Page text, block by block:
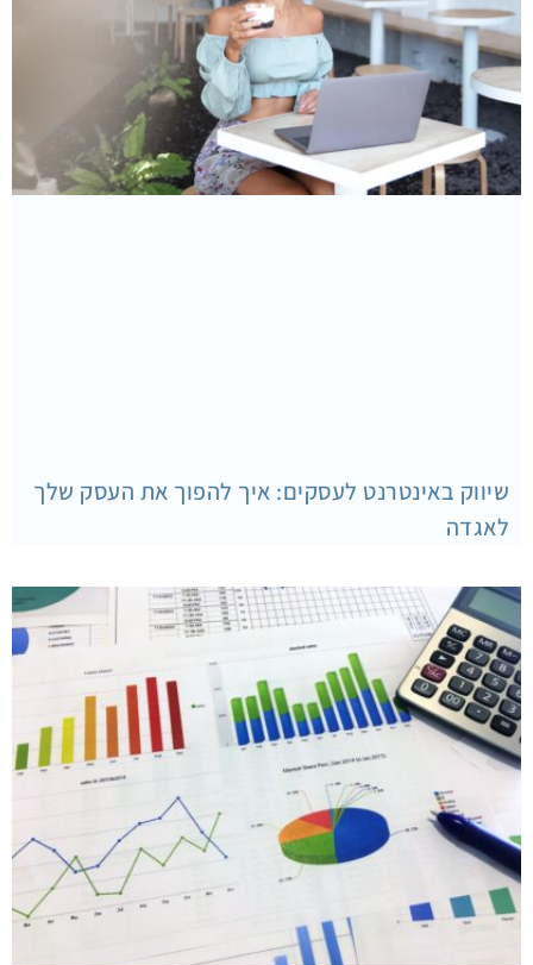
שיווק באינטרנט לעסקים: איך להפוך את העסק שלך
לאגדה